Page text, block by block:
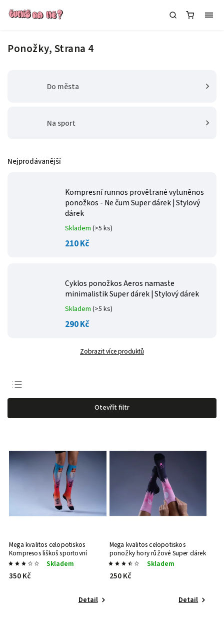
Ponožky, Strana 4
Do města
Na sport
Nejprodávanější
Kompresní runnos provětrané vytuněnos
ponožkos - Ne čumSuper dárek | Stylový
dárek
Skladem (>5 ks)
210 Kč
Cyklos ponožkos Aeros namaste
minimalistikSuper dárek | Stylový dárek
Skladem (>5 ks)
290 Kč
Zobrazit více produktů
Nejprodávanější
Nejlevnější
Abecedně
Otevřít filtr
Mega kvalitos celopotiskos
Kompresos liškošsportovní
doplněk | stylový doplněk
Skladem
350 Kč
Detail
Mega kvalitos celopotiskos
ponožky hory růžové Super dárek
| Stylový dárekSkladem
250 Kč
Detail